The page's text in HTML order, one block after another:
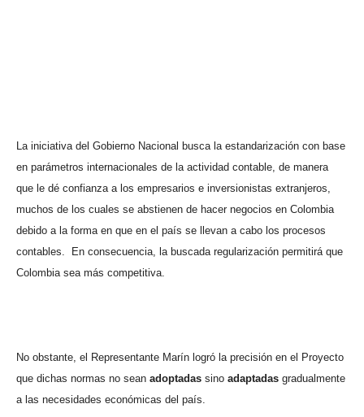
La iniciativa del Gobierno Nacional busca la estandarización con base
en parámetros internacionales de la actividad contable, de manera
que le dé confianza a los empresarios e inversionistas extranjeros,
muchos de los cuales se abstienen de hacer negocios en Colombia
debido a la forma en que en el país se llevan a cabo los procesos
contables.
En consecuencia, la buscada regularización permitirá que
Colombia sea más competitiva.
No obstante, el Representante Marín logró la precisión en el Proyecto
que dichas normas no sean adoptadas sino adaptadas gradualmente
a las necesidades económicas del país.